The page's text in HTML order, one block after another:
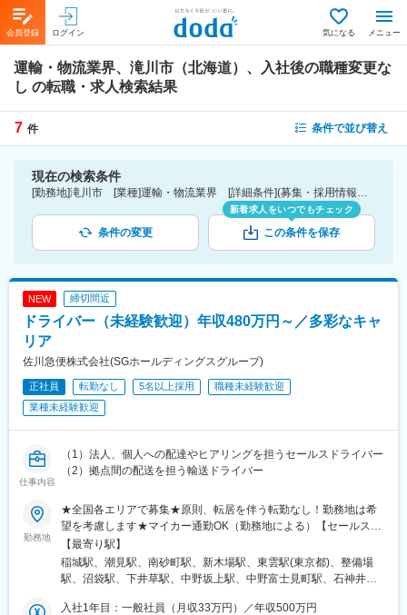
会員登録 ログイン 気になる メニュー
運輸・物流業界、滝川市（北海道）、入社後の職種変更な
し の転職・求人検索結果
7 件 条件で並び替え
現在の検索条件
[勤務地]滝川市 [業種]運輸・物流業界 [詳細条件](募集・採用情報)入社後の職種変更なし
条件の変更
新着求人をいつでもチェック
この条件を保存
NEW 締切間近
ドライバー（未経験歓迎）年収480万円～／多彩なキャ
リア
佐川急便株式会社(SGホールディングスグループ)
正社員 転勤なし 5名以上採用
職種未経験歓迎
業種未経験歓迎
仕事内容
（1）法人、個人への配達やヒアリングを担うセールスドライバー
（2）拠点間の配送を担う輸送ドライバー
勤務地
★全国各エリアで募集★原則、転居を伴う転勤なし！勤務地は希
望を考慮します★マイカー通勤OK（勤務地による）【セールスド
ライバー】【ルート（輸送）ドライバー】■関東エリア東京、埼
玉、神奈川、千葉、栃木、群馬、茨城■東海エリア愛知、三重、岐
阜、静岡■甲信越エリア新潟、長野、山梨■北陸エリア石川、福
国・四国エリア香川、愛媛、高知、徳島、広島、島根、岡山、山
【最寄り駅】
稲城駅、潮見駅、南砂町駅、新木場駅、東雲駅(東京都)、整備場
駅、沼袋駅、下井草駅、中野坂上駅、中野富士見町駅、石神井公
本庄早稲田駅、和光市駅、番田駅(神奈川県)、久里浜駅、港南台
入社1年目：一般社員（月収33万円）／年収500万円